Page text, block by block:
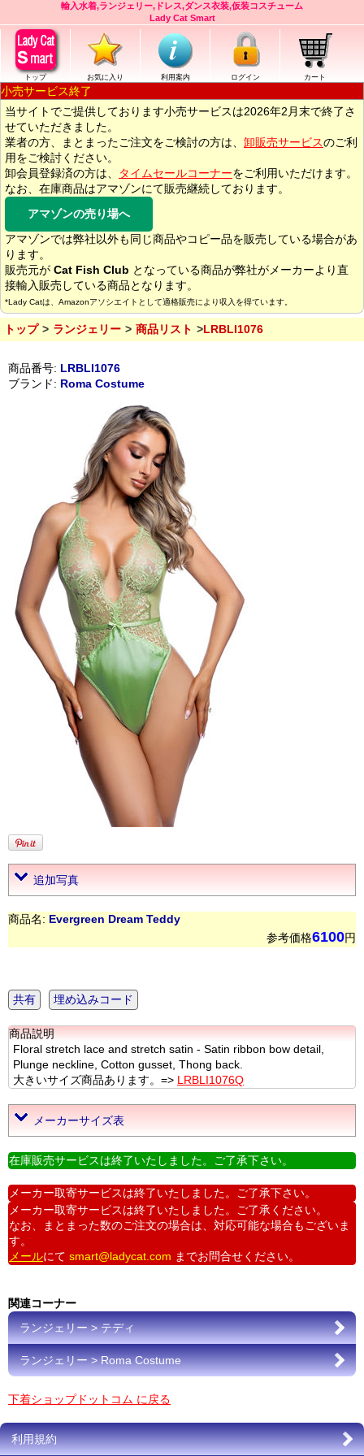
輸入水着,ランジェリー,ドレス,ダンス衣装,仮装コスチューム
Lady Cat Smart
トップ お気に入り 利用案内 ログイン カート
小売サービス終了
当サイトでご提供しております小売サービスは2026年2月末で終了さ
せていただきました。
業者の方、まとまったご注文をご検討の方は、 卸販売サービスのご利
用をご検討ください。
卸会員登録済の方は、
タイムセールコーナーをご利用いただけます。
なお、在庫商品はアマゾンにて販売継続しております。
アマゾンの売り場へ
アマゾンでは弊社以外も同じ商品やコピー品を販売している場合があ
ります。
販売元が Cat Fish Club となっている商品が弊社がメーカーより直
接輸入販売している商品となります。
*Lady Catは、Amazonアソシエイトとして適格販売により収入を得ています。
トップ ランジェリー 商品リスト LRBLI1076
商品番号: LRBLI1076
ブランド: Roma Costume
追加写真
商品名: Evergreen Dream Teddy
参考価格6100円
共有 埋め込みコード
商品説明
Floral stretch lace and stretch satin - Satin ribbon bow detail,
Plunge neckline, Cotton gusset, Thong back.
大きいサイズ商品あります。=> LRBLI1076Q
メーカーサイズ表
在庫販売サービスは終了いたしました。ご了承下さい。
メーカー取寄サービスは終了いたしました。ご了承下さい。
メーカー取寄サービスは終了いたしました。ご了承ください。
なお、まとまった数のご注文の場合は、対応可能な場合もございま
す。
メールにて smart@ladycat.com までお問合せください。
関連コーナー
ランジェリー > テディ
ランジェリー > Roma Costume
下着ショップドットコム に戻る
利用規約